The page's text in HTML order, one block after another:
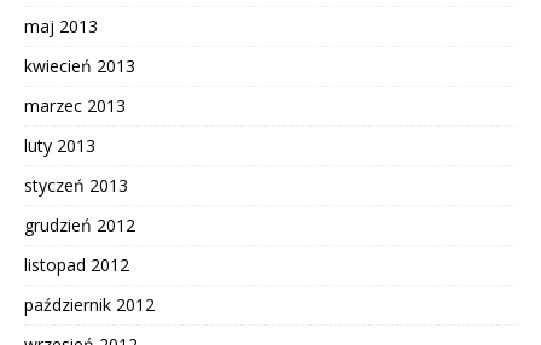
maj 2013
kwiecień 2013
marzec 2013
luty 2013
styczeń 2013
grudzień 2012
listopad 2012
październik 2012